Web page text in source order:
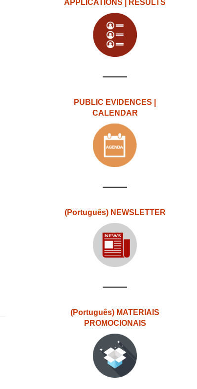
APPLICATIONS | RESULTS
PUBLIC EVIDENCES |
CALENDAR
(Português) NEWSLETTER
(Português) MATERIAIS
PROMOCIONAIS